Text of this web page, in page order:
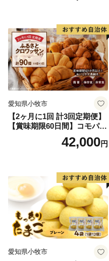
は恋人の聖地として知ら
最も近い駅として知られ
観光地となった下灘駅が
でにぎわっています。
三者三様の風土、文化が
しください。
愛知県小牧市
【2ヶ月に1回 計3回定期便】
【賞味期限60日間】コモパ
ン ふるさとクロワッサンセ
ット（計90個）／災害用備蓄
42,000円
愛知県小牧市